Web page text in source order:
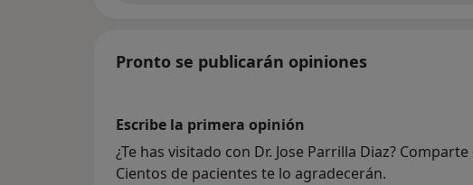
Pronto se publicarán opiniones
Escribe la primera opinión
¿Te has visitado con Dr. Jose Parrilla Diaz?
Cientos de pacientes te lo agradecerán.